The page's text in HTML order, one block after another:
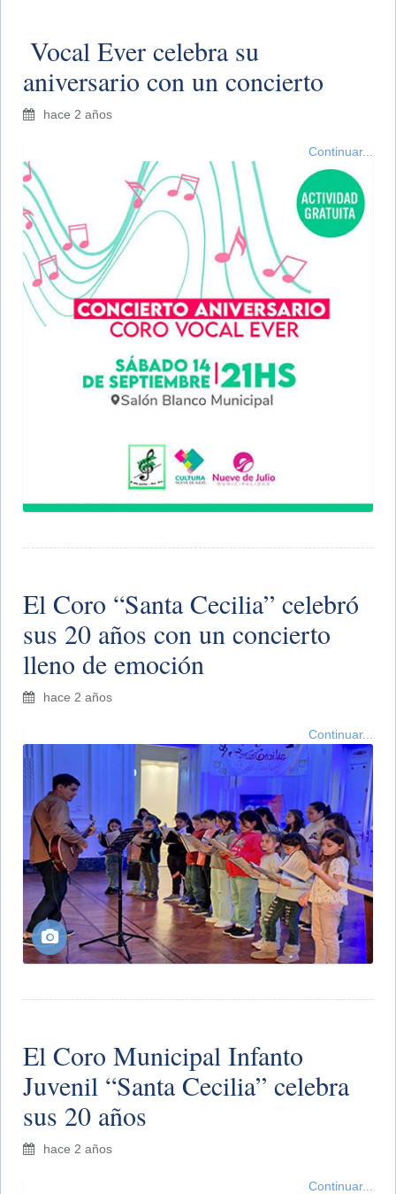
​ Vocal Ever celebra su
aniversario con un concierto
hace 2 años
Continuar...
​El Coro “Santa Cecilia” celebró
sus 20 años con un concierto
lleno de emoción
hace 2 años
Continuar...
​El Coro Municipal Infanto
Juvenil “Santa Cecilia” celebra
sus 20 años
hace 2 años
Continuar...